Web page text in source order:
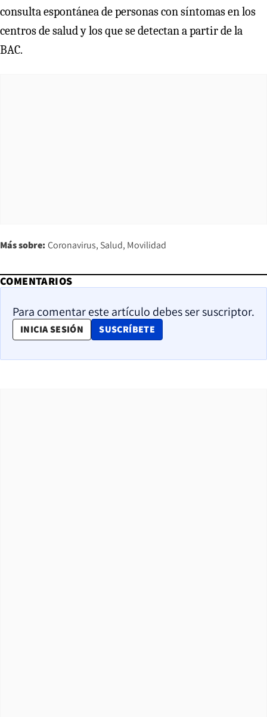
consulta espontánea de personas con síntomas en los
centros de salud y los que se detectan a partir de la
BAC.
Más sobre: Coronavirus Salud Movilidad
COMENTARIOS
Para comentar este artículo debes ser suscriptor.
INICIA SESIÓN SUSCRÍBETE
OPENS IN NEW WINDOW